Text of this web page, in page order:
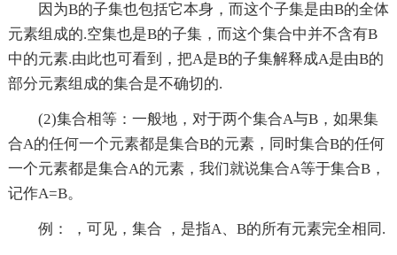
因为B的子集也包括它本身，而这个子集是由B的全体
元素组成的.空集也是B的子集，而这个集合中并不含有B
中的元素.由此也可看到，把A是B的子集解释成A是由B的
部分元素组成的集合是不确切的.
(2)集合相等：一般地，对于两个集合A与B，如果集
合A的任何一个元素都是集合B的元素，同时集合B的任何
一个元素都是集合A的元素，我们就说集合A等于集合B，
记作A=B。
例： ，可见，集合 ，是指A、B的所有元素完全相同.